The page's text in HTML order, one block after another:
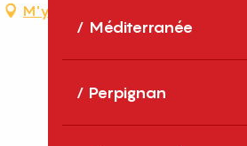
Méditerranée
Perpignan
M'y rendre